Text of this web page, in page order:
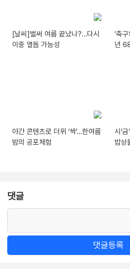
[날씨]벌써 여름 끝났나?…다시
이중 열돔 가능성
‘축
년
야간 콘텐츠로 더위 ‘싹’…한여름
밤의 공포체험
시‘
밥상
댓글
댓글등록